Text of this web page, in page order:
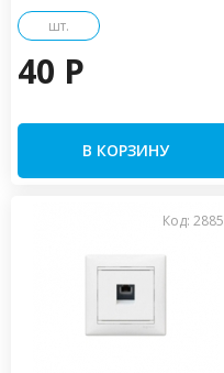
шт.
40 P
В КОРЗИНУ
Код: 2885